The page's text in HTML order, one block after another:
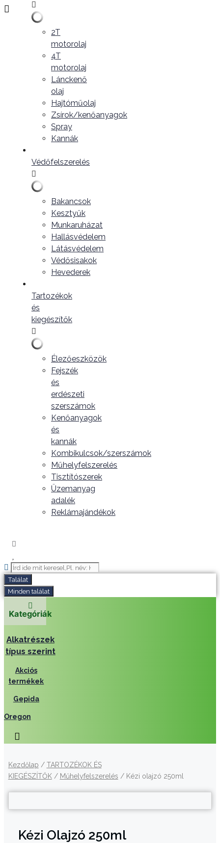
2T
motorolaj
4T
motorolaj
Lánckenő
olaj
Hajtóműolaj
Zsírok/kenőanyagok
Spray
Kannák
Védőfelszerelés
Bakancsok
Kesztyűk
Munkaruházat
Hallásvédelem
Látásvédelem
Védősisakok
Hevederek
Tartozékok
és
kiegészítők
Élezőeszközök
Fejszék
és
erdészeti
szerszámok
Kenőanyagok
és
kannák
Kombikulcsok/szerszámok
Műhelyfelszerelés
Tisztítószerek
Üzemanyag
adalék
Reklámajándékok
Search
Találat
Minden találat
Kategóriák
Alkatrészek
típus szerint
Akciós
termékek
Gepida
Oregon
Kezdőlap / TARTOZÉKOK ÉS
KIEGÉSZÍTŐK / Műhelyfelszerelés / Kézi olajzó 250ml
Kézi Olajzó 250ml